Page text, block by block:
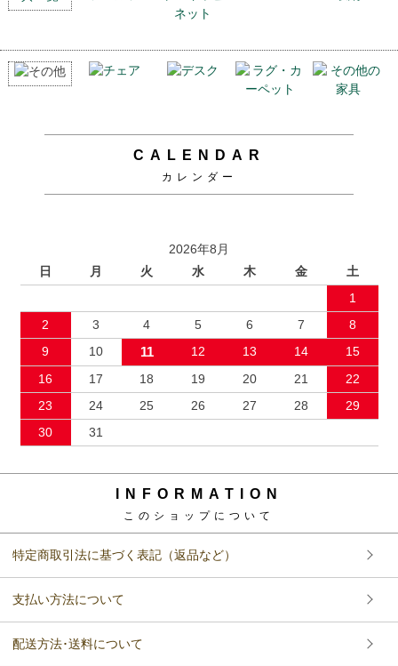
CALENDAR
カレンダー
2026年8月
日
月 火 水 木 金
土
1
2
3 4 5 6 7
8
9
10 11 12 13 14
15
16
17 18 19 20 21
22
23
24 25 26 27 28
29
30
31
INFORMATION
このショップについて
特定商取引法に基づく表記（返品など）
支払い方法について
配送方法･送料について